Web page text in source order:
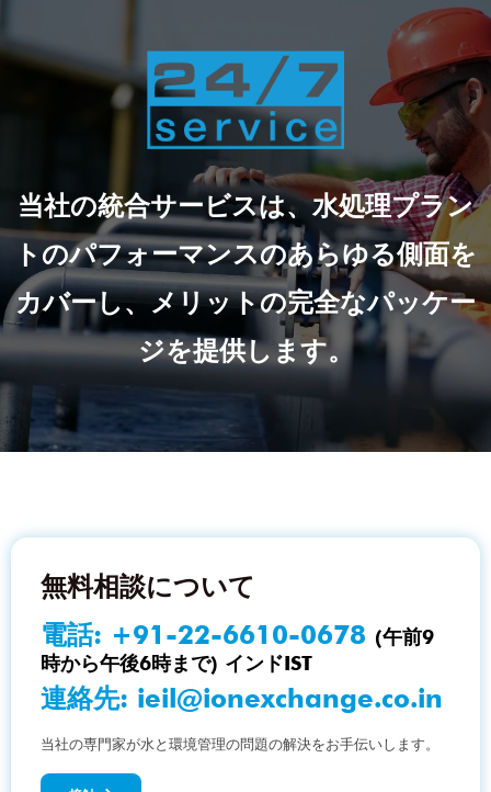
当社の統合サービスは、水処理プラン
トのパフォーマンスのあらゆる側面を
カバーし、メリットの完全なパッケー
ジを提供します。
無料相談について
電話: +91-22-6610-0678 (午前9
時から午後6時まで) インドIST
連絡先: ieil@ionexchange.co.in
当社の専門家が水と環境管理の問題の解決をお手伝いします。